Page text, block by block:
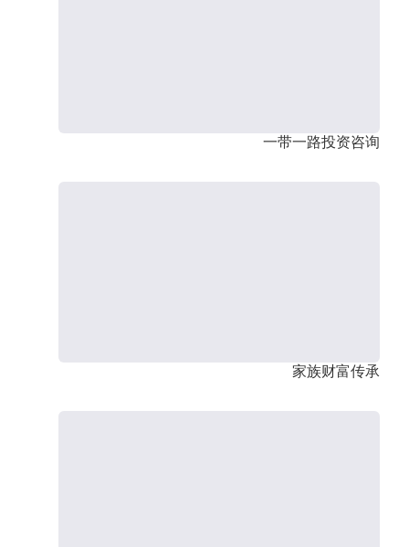
一带一路投资咨询
家族财富传承